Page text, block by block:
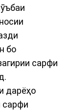
бо
сарфи
дарёҳо
сарфи